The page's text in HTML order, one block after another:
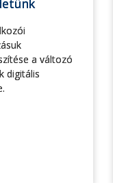
a változó
digitális